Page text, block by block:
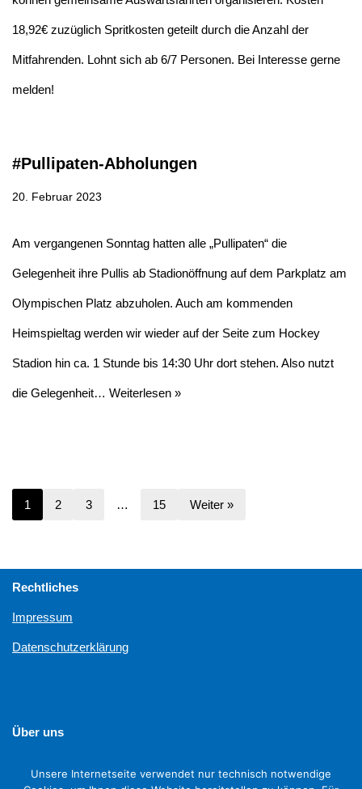
18,92€ zuzüglich Spritkosten geteilt durch die Anzahl der
Mitfahrenden. Lohnt sich ab 6/7 Personen. Bei Interesse gerne
melden!
#Pullipaten-Abholungen
20. Februar 2023
Am vergangenen Sonntag hatten alle „Pullipaten“ die
Gelegenheit ihre Pullis ab Stadionöffnung auf dem Parkplatz am
Olympischen Platz abzuholen. Auch am kommenden
Heimspieltag werden wir wieder auf der Seite zum Hockey
Stadion hin ca. 1 Stunde bis 14:30 Uhr dort stehen. Also nutzt
die Gelegenheit… Weiterlesen »
1 2 3 … 15 Weiter »
Rechtliches
Impressum
Datenschutzerklärung
Über uns
Unsere Internetseite verwendet nur technisch notwendige